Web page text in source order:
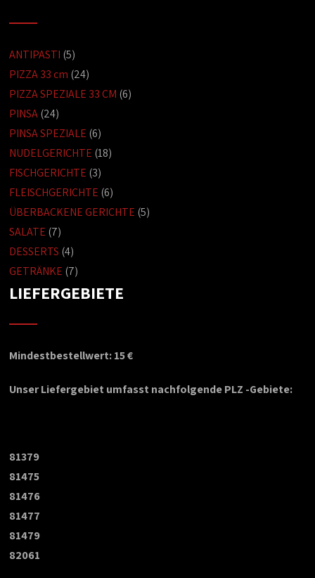
ANTIPASTI (5)
PIZZA 33 cm (24)
PIZZA SPEZIALE 33 CM (6)
PINSA(24)
PINSA SPEZIALE (6)
NUDELGERICHTE (18)
FISCHGERICHTE (3)
FLEISCHGERICHTE (6)
ÜBERBACKENE GERICHTE (5)
SALATE (7)
DESSERTS (4)
GETRÄNKE (7)
LIEFERGEBIETE
Mindestbestellwert: 15 €
Unser Liefergebiet umfasst nachfolgende PLZ -Gebiete:
81379
81475
81476
81477
81479
82061